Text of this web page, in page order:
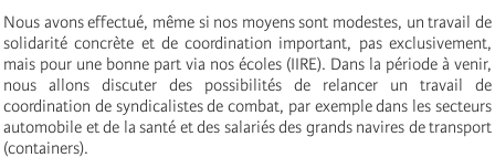
Nous avons effectué, même si nos moyens sont modestes, un travail de
solidarité concrète et de coordination important, pas exclusivement,
mais pour une bonne part via nos écoles (IIRE). Dans la période à venir,
nous allons discuter des possibilités de relancer un travail de
coordination de syndicalistes de combat, par exemple dans les secteurs
automobile et de la santé et des salariés des grands navires de transport
(containers).